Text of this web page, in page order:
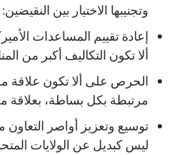
وتجنيبها الاختيار بين
إعادة تقييم المساعدات
ألا تكون التكاليف أكبر من
الحرص على ألا تكون علاقة
مرتبطة بكل بساطة، بعلاقة
توسيع وتعزيز أواصر التعاون
ليس كبديل عن الولايات